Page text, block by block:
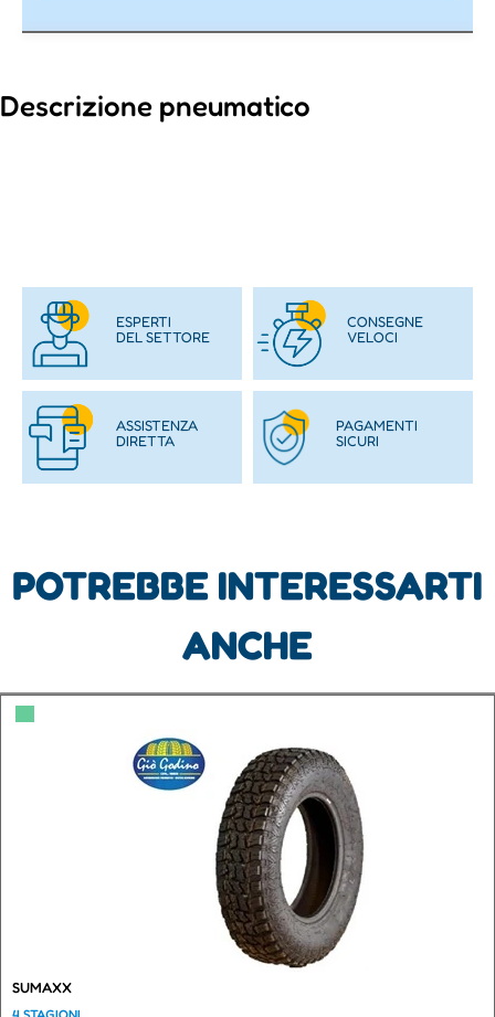
Descrizione pneumatico
ESPERTI
DEL SETTORE
CONSEGNE
VELOCI
ASSISTENZA
DIRETTA
PAGAMENTI
SICURI
POTREBBE INTERESSARTI
ANCHE
▀
SUMAXX